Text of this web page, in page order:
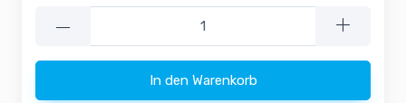
—
In den Warenkorb